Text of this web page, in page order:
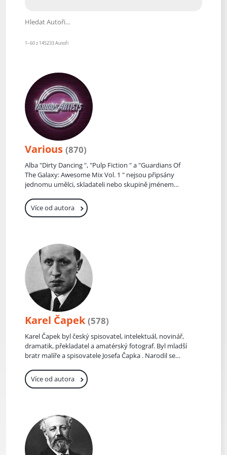
Hledat Autoři
1–60 z 145233 Autoři
Various (870)
Alba "Dirty Dancing ", "Pulp Fiction " a "Guardians Of
The Galaxy: Awesome Mix Vol. 1 " nejsou připsány
jednomu umělci, skladateli nebo skupině jménem
používá termín " Various Artists" pro označení
kompilačních alb, která obsahují skladby více
aby doplňovaly a umocňovaly náladu a příběh
příslušných filmů.
Více od autora
Karel Čapek (578)
Karel Čapek byl český spisovatel, intelektuál, novinář,
dramatik, překladatel a amatérský fotograf. Byl mladší
bratr malíře a spisovatele Josefa Čapka . Narodil se
MUDr. Antonína Čapka. Matka sbírala slovesný
folklor. S rodiči se brzy přestěhoval do Úpice, kde byl v
později, po Karlově smrti, přejmenována na Základní
školu bratří Čapků. Poté studoval na gymnáziu
v Hradci Králové, odkud musel po odhalení jím
organizovaného protirakouského spolku přestoupit
na gymnázium v Brně. Roku 1915 ukončil studium na
Více od autora